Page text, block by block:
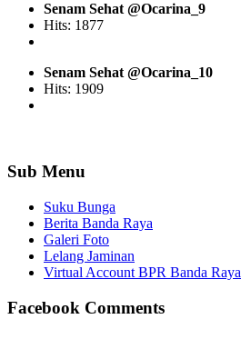
Senam Sehat @Ocarina_9
Hits: 1877
Senam Sehat @Ocarina_10
Hits: 1909
Sub Menu
Suku Bunga
Berita Banda Raya
Galeri Foto
Lelang Jaminan
Virtual Account BPR Banda Raya
Facebook Comments